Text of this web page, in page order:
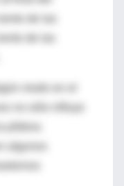
modo en el
no sólo influye
píldora
algunos